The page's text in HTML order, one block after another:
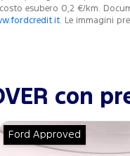
esubero 0,2 €/km.
. Le immagini
con
Ford Approved